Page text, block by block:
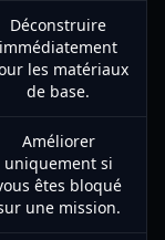
Déconstruire
immédiatement
les matériaux
de base.
Améliorer
uniquement si
êtes bloqué
une mission.